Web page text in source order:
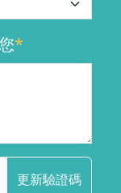
*
更新驗證碼